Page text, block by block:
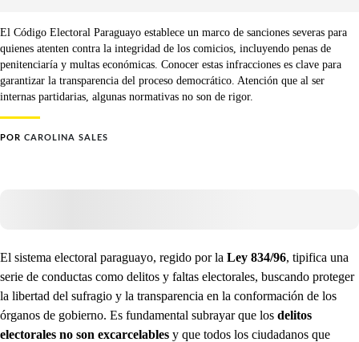
El Código Electoral Paraguayo establece un marco de sanciones severas para
quienes atenten contra la integridad de los comicios, incluyendo penas de
penitenciaría y multas económicas. Conocer estas infracciones es clave para
garantizar la transparencia del proceso democrático. Atención que al ser
internas partidarias, algunas normativas no son de rigor.
POR CAROLINA SALES
El sistema electoral paraguayo, regido por la Ley 834/96, tipifica una
serie de conductas como delitos y faltas electorales, buscando proteger
la libertad del sufragio y la transparencia en la conformación de los
órganos de gobierno. Es fundamental subrayar que los delitos
electorales no son excarcelables y que todos los ciudadanos que